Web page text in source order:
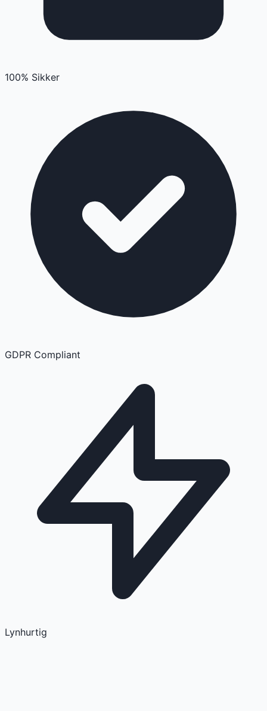
100% Sikker
GDPR Compliant
Lynhurtig